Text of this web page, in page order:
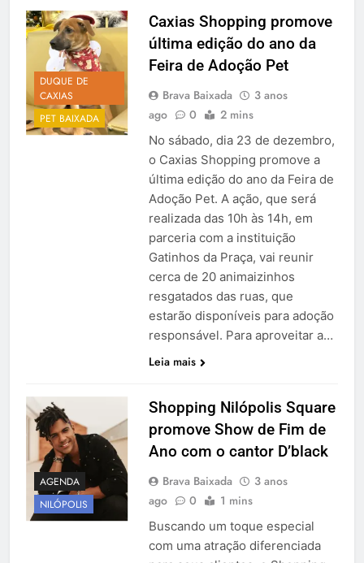
DUQUE DE
CAXIAS
PET BAIXADA
Caxias Shopping promove
última edição do ano da
Feira de Adoção Pet
Brava Baixada
3 anos
ago
0 2 mins
No sábado, dia 23 de dezembro,
o Caxias Shopping promove a
última edição do ano da Feira de
Adoção Pet. A ação, que será
realizada das 10h às 14h, em
parceria com a instituição
Gatinhos da Praça, vai reunir
cerca de 20 animaizinhos
resgatados das ruas, que
estarão disponíveis para adoção
responsável. Para aproveitar a…
Leia mais
AGENDA
NILÓPOLIS
Shopping Nilópolis Square
promove Show de Fim de
Ano com o cantor D’black
Brava Baixada
3 anos
ago
0 1 mins
Buscando um toque especial
com uma atração diferenciada